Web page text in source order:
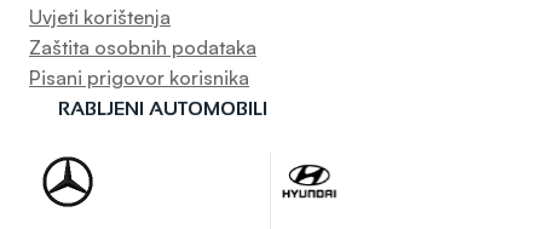
Uvjeti korištenja
Zaštita osobnih podataka
Pisani prigovor korisnika
RABLJENI AUTOMOBILI